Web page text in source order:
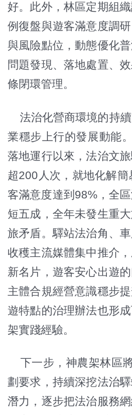
好。此外，林區定期組
例復盤與遊客滿意度調
與風險點位，動態優化
問題發現、落地處置、
條閉環管理。
法治化營商環境的持
業穩步上行的發展動能
落地運行以來，法治文
超200人次，就地化解
客滿意度達到98%，全
短五成，全年未發生重
旅矛盾。驛站法治角、
收穫主流媒體集中推介
新名片，遊客安心出遊
主體合規經營意識穩步
遊特點的治理辦法也形
架實踐經驗。
下一步，神農架林區
劃要求，持續深挖法治
潛力，逐步把法治服務